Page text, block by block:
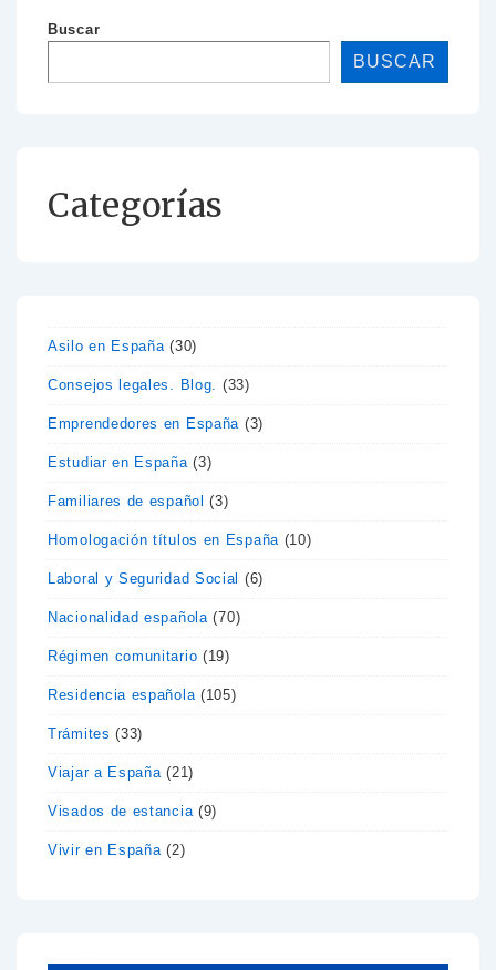
Buscar
BUSCAR
Categorías
Asilo en España (30)
Consejos legales. Blog. (33)
Emprendedores en España (3)
Estudiar en España (3)
Familiares de español (3)
Homologación títulos en España (10)
Laboral y Seguridad Social (6)
Nacionalidad española (70)
Régimen comunitario (19)
Residencia española (105)
Trámites (33)
Viajar a España (21)
Visados de estancia (9)
Vivir en España (2)